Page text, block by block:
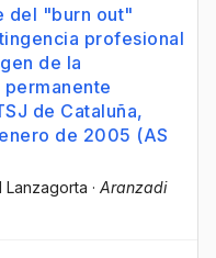
del "burn out"
profesional
de la
de Cataluña,
de 2005 (AS
Lanzagorta · Aranzadi